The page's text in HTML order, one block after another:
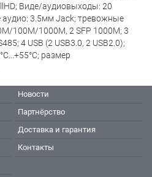
Виде/аудиовыходы: 20
аудио: 3.5мм Jack; тревожные
100M/1000M, 2 SFP 1000M; 3
4 USB (2 USB3.0, 2 USB2.0);
размер
Новости
Партнёрство
Доставка и гарантия
Контакты